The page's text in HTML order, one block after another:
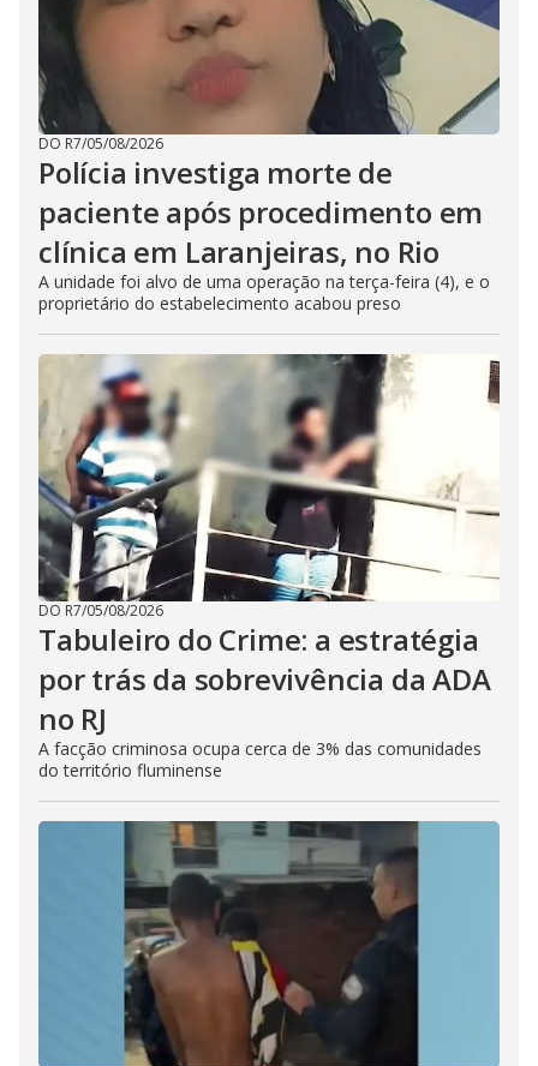
DO R7/05/08/2026
Polícia investiga morte de
paciente após procedimento em
clínica em Laranjeiras, no Rio
A unidade foi alvo de uma operação na terça-feira (4), e o
proprietário do estabelecimento acabou preso
DO R7/05/08/2026
Tabuleiro do Crime: a estratégia
por trás da sobrevivência da ADA
no RJ
A facção criminosa ocupa cerca de 3% das comunidades
do território fluminense